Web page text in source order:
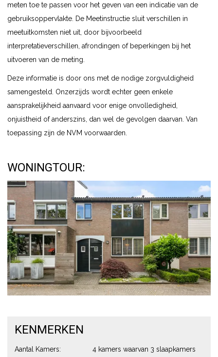
meten toe te passen voor het geven van een indicatie van de
gebruiksoppervlakte. De Meetinstructie sluit verschillen in
meetuitkomsten niet uit, door bijvoorbeeld
interpretatieverschillen, afrondingen of beperkingen bij het
uitvoeren van de meting.
Deze informatie is door ons met de nodige zorgvuldigheid
samengesteld. Onzerzijds wordt echter geen enkele
aansprakelijkheid aanvaard voor enige onvolledigheid,
onjuistheid of anderszins, dan wel de gevolgen daarvan. Van
toepassing zijn de NVM voorwaarden.
WONINGTOUR:
KENMERKEN
Aantal Kamers:
4 kamers waarvan 3 slaapkamers